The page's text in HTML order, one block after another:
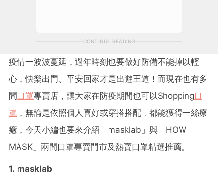
CONTINUE READING
疫情一波波蔓延，過年時刻也要做好防備不能掉以輕
心，快樂出門、平安回家才是出遊王道！而現在也有多
間口罩專賣店，讓大家在防疫期間也可以Shopping口
罩 ，無論是依照個人喜好或穿搭搭配，都能獲得一絲療
癒，今天小編也要來介紹「masklab」與「HOW
MASK」兩間口罩專賣門市及熱賣口罩精選推薦。
1. masklab